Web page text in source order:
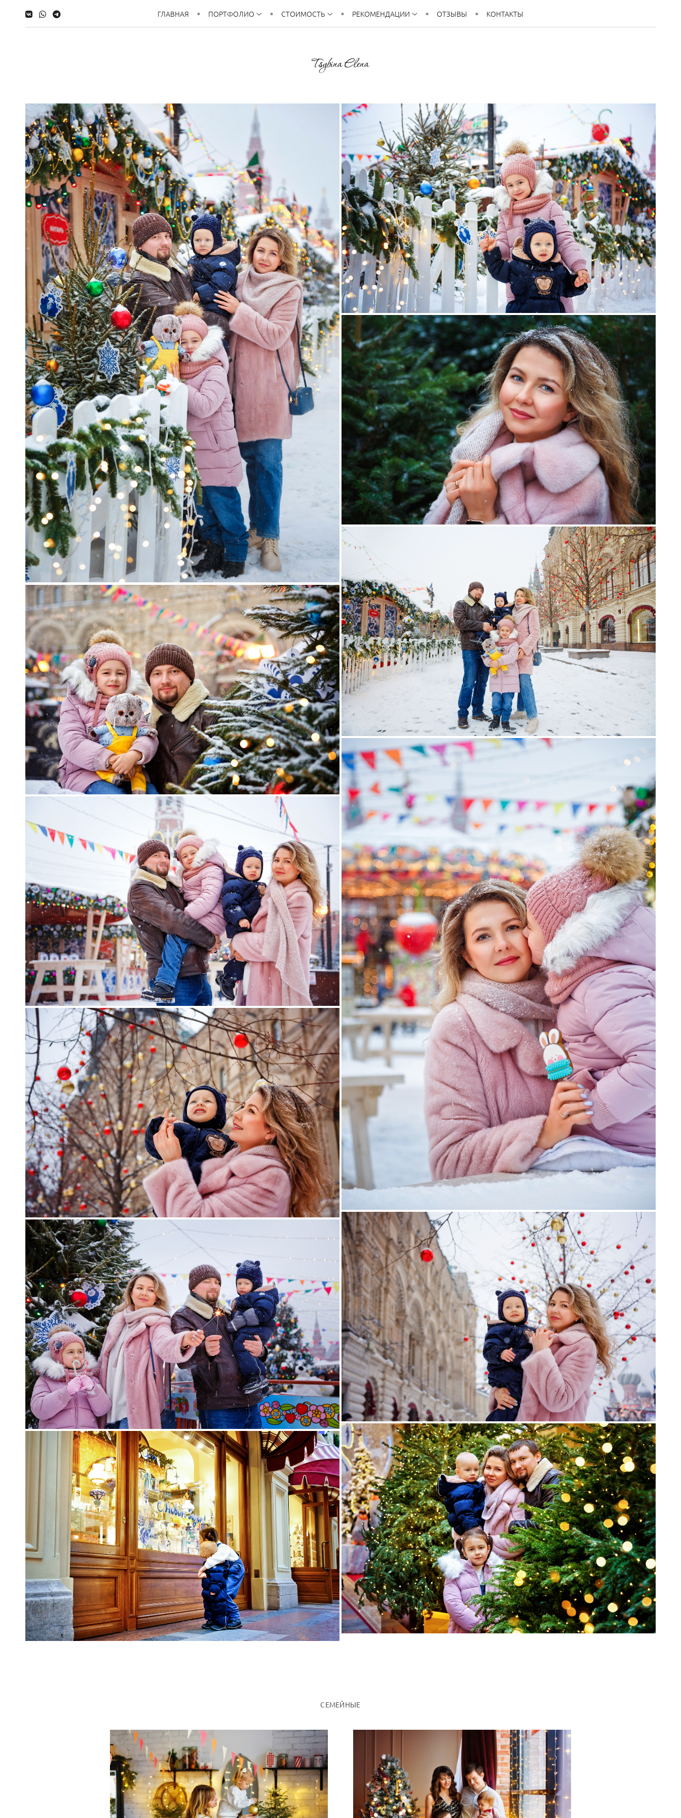
ГЛАВНАЯ ПОРТФОЛИО СТОИМОСТЬ РЕКОМЕНДАЦИИ ОТЗЫВЫ КОНТАКТЫ
СЕМЕЙНЫЕ